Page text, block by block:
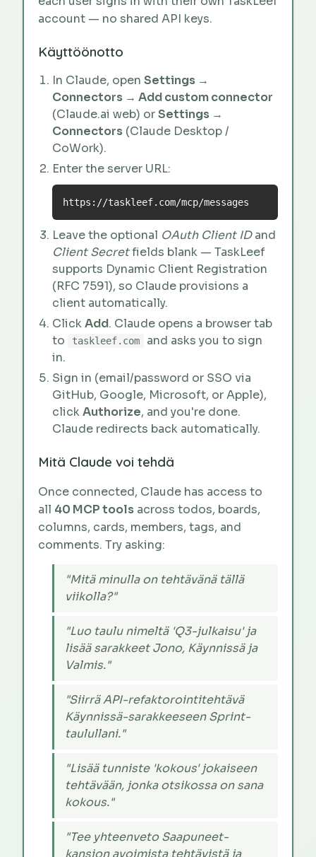
account — no shared API keys.
Käyttöönotto
In Claude, open Settings →
Connectors → Add custom connector
(Claude.ai web) orSettings →
Connectors (Claude Desktop /
CoWork).
Enter the server URL:
https://taskleef.com/mcp/messages
Leave the optional OAuth Client IDand
Client Secretfields blank — TaskLeef
supports Dynamic Client Registration
(RFC 7591), so Claude provisions a
client automatically.
ClickAdd. Claude opens a browser tab
to
taskleef.com
and asks you to sign
in.
Sign in (email/password or SSO via
GitHub, Google, Microsoft, or Apple),
clickAuthorize, and you're done.
Claude redirects back automatically.
Mitä Claude voi tehdä
Once connected, Claude has access to
all 40 MCP tools across todos, boards,
columns, cards, members, tags, and
comments. Try asking:
"Mitä minulla on tehtävänä tällä
viikolla?"
"Luo taulu nimeltä 'Q3-julkaisu' ja
lisää sarakkeet Jono, Käynnissä ja
Valmis."
"Siirrä API-refaktorointitehtävä
Käynnissä-sarakkeeseen Sprint-
taulullani."
"Lisää tunniste 'kokous' jokaiseen
tehtävään, jonka otsikossa on sana
kokous."
"Tee yhteenveto Saapuneet-
kansion avoimista tehtävistä ja